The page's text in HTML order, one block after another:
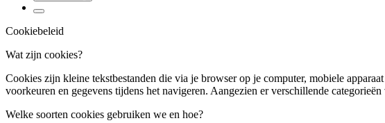
Cookiebeleid
Wat zijn cookies?
Cookies zijn kleine tekstbestanden die via je browser op je computer, mobiele
voorkeuren en gegevens tijdens het navigeren. Aangezien er verschillende
Welke soorten cookies gebruiken we en hoe?